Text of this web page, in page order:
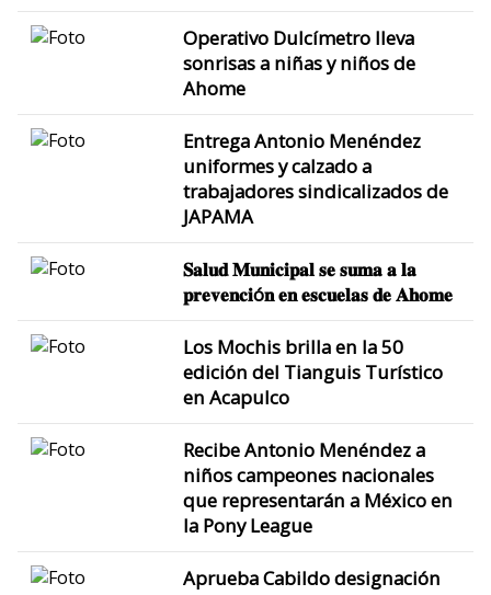
Operativo Dulcímetro lleva
sonrisas a niñas y niños de
Ahome
Entrega Antonio Menéndez
uniformes y calzado a
trabajadores sindicalizados de
JAPAMA
𝐒𝐚𝐥𝐮𝐝 𝐌𝐮𝐧𝐢𝐜𝐢𝐩𝐚𝐥 𝐬𝐞 𝐬𝐮𝐦𝐚 𝐚 𝐥𝐚
𝐩𝐫𝐞𝐯𝐞𝐧𝐜𝐢ó𝐧 𝐞𝐧 𝐞𝐬𝐜𝐮𝐞𝐥𝐚𝐬 𝐝𝐞 𝐀𝐡𝐨𝐦𝐞
Los Mochis brilla en la 50
edición del Tianguis Turístico
en Acapulco
Recibe Antonio Menéndez a
niños campeones nacionales
que representarán a México en
la Pony League
Aprueba Cabildo designación